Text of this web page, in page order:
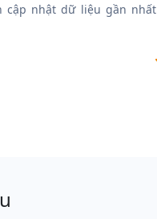
cập nhật dữ liệu gần